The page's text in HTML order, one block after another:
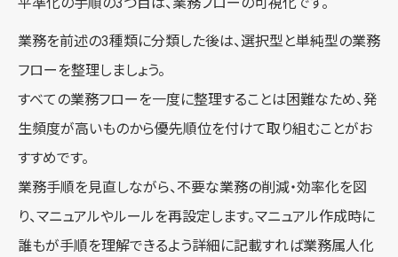
業務を前述の3種類に分類した後は、選択型と単純型の業務
フローを整理しましょう。
すべての業務フローを一度に整理することは困難なため、発
生頻度が高いものから優先順位を付けて取り組むことがお
すすめです。
業務手順を見直しながら、不要な業務の削減・効率化を図
り、マニュアルやルールを再設定します。マニュアル作成時に
誰もが手順を理解できるよう詳細に記載すれば業務属人化